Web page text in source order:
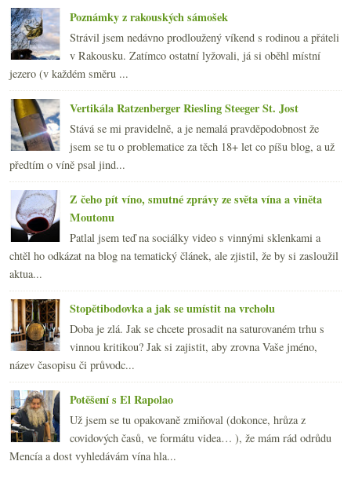
Poznámky z rakouských sámošek
Strávil jsem nedávno prodloužený víkend s rodinou a přáteli
v Rakousku. Zatímco ostatní lyžovali, já si oběhl místní
jezero (v každém směru ...
Vertikála Ratzenberger Riesling Steeger St. Jost
Stává se mi pravidelně, a je nemalá pravděpodobnost že
jsem se tu o problematice za těch 18+ let co píšu blog, a už
předtím o víně psal jind...
Z čeho pít víno, smutné zprávy ze světa vína a viněta
Moutonu
Patlal jsem teď na sociálky video s vinnými sklenkami a
chtěl ho odkázat na blog na tematický článek, ale zjistil, že by si zasloužil
aktua...
Stopětibodovka a jak se umístit na vrcholu
Doba je zlá. Jak se chcete prosadit na saturovaném trhu s
vinnou kritikou? Jak si zajistit, aby zrovna Vaše jméno,
název časopisu či průvodc...
Potěšení s El Rapolao
Už jsem se tu opakovaně zmiňoval (dokonce, hrůza z
covidových časů, ve formátu videa… ), že mám rád odrůdu
Mencía a dost vyhledávám vína hla...